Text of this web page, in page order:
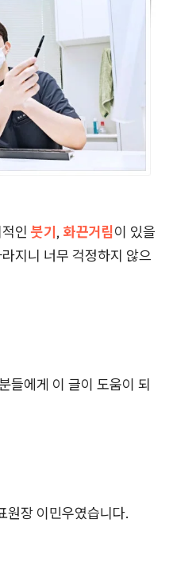
적인붓기, 화끈거림이 있을
지니 너무 걱정하지 않으
들에게 이 글이 도움이 되
원장 이민우였습니다.